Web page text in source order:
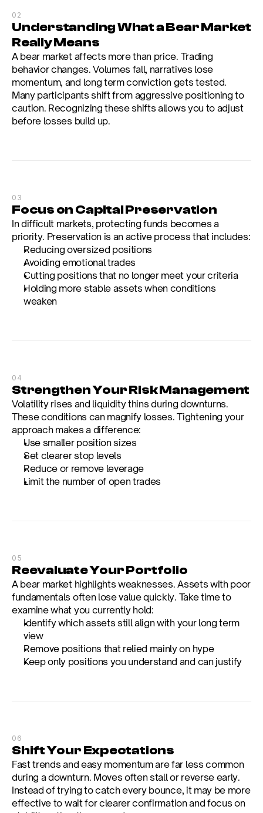
02
Understanding What a Bear Market
Really Means
A bear market affects more than price. Trading
behavior changes. Volumes fall, narratives lose
momentum, and long term conviction gets tested.
Many participants shift from aggressive positioning to
caution. Recognizing these shifts allows you to adjust
before losses build up.
03
Focus on Capital Preservation
In difficult markets, protecting funds becomes a
priority. Preservation is an active process that includes:
Reducing oversized positions
Avoiding emotional trades
Cutting positions that no longer meet your criteria
Holding more stable assets when conditions
weaken
04
Strengthen Your Risk Management
Volatility rises and liquidity thins during downturns.
These conditions can magnify losses. Tightening your
approach makes a difference:
Use smaller position sizes
Set clearer stop levels
Reduce or remove leverage
Limit the number of open trades
05
Reevaluate Your Portfolio
A bear market highlights weaknesses. Assets with poor
fundamentals often lose value quickly. Take time to
examine what you currently hold:
Identify which assets still align with your long term
view
Remove positions that relied mainly on hype
Keep only positions you understand and can justify
06
Shift Your Expectations
Fast trends and easy momentum are far less common
during a downturn. Moves often stall or reverse early.
Instead of trying to catch every bounce, it may be more
effective to wait for clearer confirmation and focus on